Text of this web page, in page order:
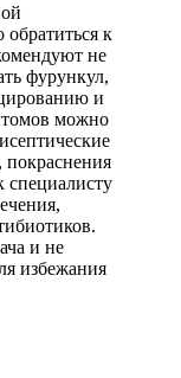
к
не
фурункул,
и
можно
покраснения
специалисту
и не
избежания